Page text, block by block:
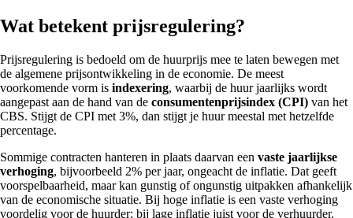
Wat betekent prijsregulering?
Prijsregulering is bedoeld om de huurprijs mee te laten bewegen met
de algemene prijsontwikkeling in de economie. De meest
voorkomende vorm is indexering, waarbij de huur jaarlijks wordt
aangepast aan de hand van de consumentenprijsindex (CPI) van het
CBS. Stijgt de CPI met 3%, dan stijgt je huur meestal met hetzelfde
percentage.
Sommige contracten hanteren in plaats daarvan een vaste jaarlijkse
verhoging, bijvoorbeeld 2% per jaar, ongeacht de inflatie. Dat geeft
voorspelbaarheid, maar kan gunstig of ongunstig uitpakken afhankelijk
van de economische situatie. Bij hoge inflatie is een vaste verhoging
voordelig voor de huurder; bij lage inflatie juist voor de verhuurder.